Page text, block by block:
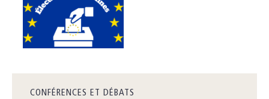
CONFÉRENCES ET DÉBATS